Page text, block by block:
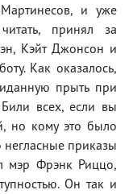
и уже
принял за
Кэйт Джонсон и
Как оказалось,
прыть при
всех, если вы
но кому это было
негласные приказы
мэр Фрэнк Риццо,
Он так и